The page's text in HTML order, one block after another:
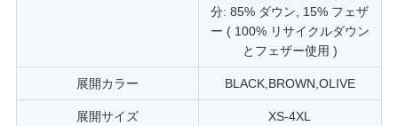
分: 85% ダウン, 15% フェザ
ー ( 100% リサイクルダウン
とフェザー使用 )
展開カラー BLACK,BROWN,OLIVE
展開サイズ XS-4XL